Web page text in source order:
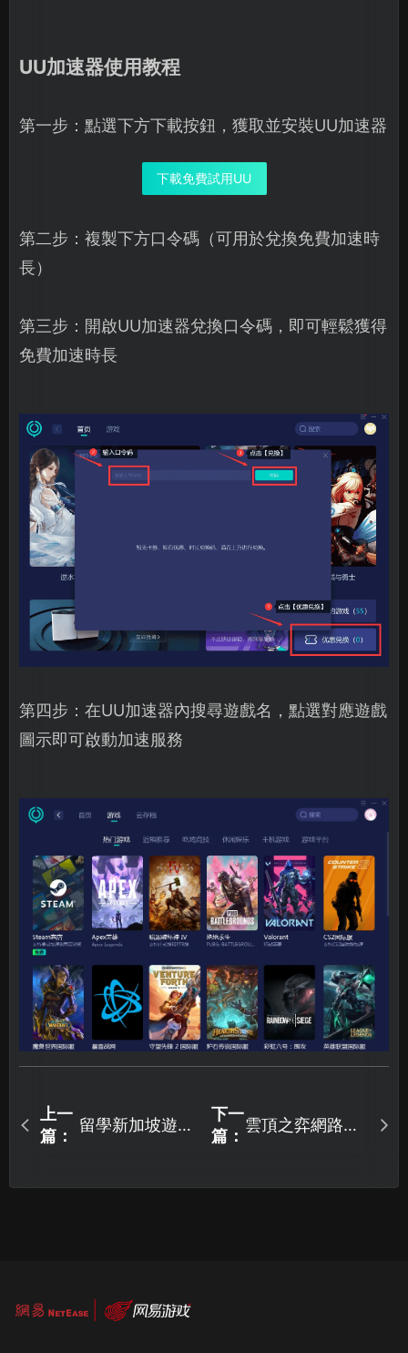
UU加速器使用教程
第一步：點選下方下載按鈕，獲取並安裝UU加速器
下載免費試用UU
第二步：複製下方口令碼（可用於兌換免費加速時
長）
第三步：開啟UU加速器兌換口令碼，即可輕鬆獲得
免費加速時長
第四步：在UU加速器內搜尋遊戲名，點選對應遊戲
圖示即可啟動加速服務
上一
篇：
留學新加坡遊戲
下一
篇：
雲頂之弈網路連